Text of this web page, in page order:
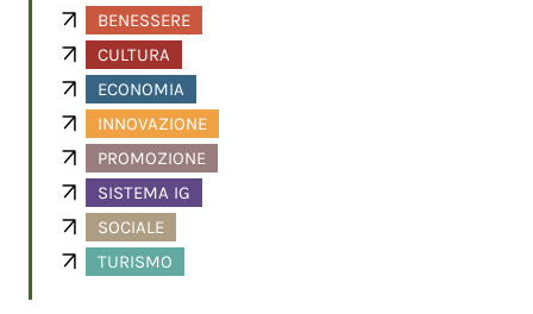
BENESSERE
CULTURA
ECONOMIA
INNOVAZIONE
PROMOZIONE
SISTEMA IG
SOCIALE
TURISMO